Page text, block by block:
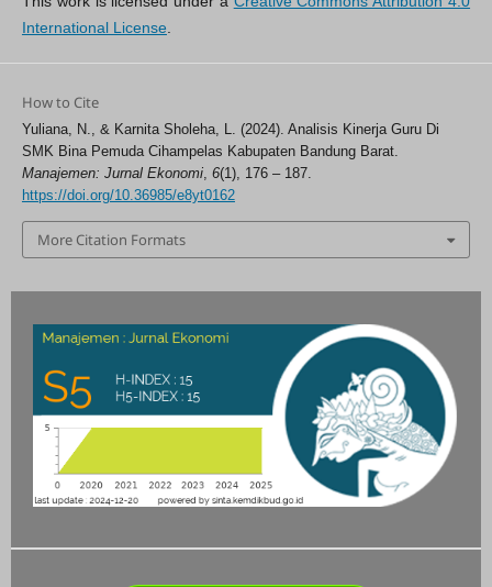
International License.
How to Cite
Yuliana, N., & Karnita Sholeha, L. (2024). Analisis Kinerja Guru Di
SMK Bina Pemuda Cihampelas Kabupaten Bandung Barat.
Manajemen: Jurnal Ekonomi, 6(1), 176 – 187.
https://doi.org/10.36985/e8yt0162
More Citation Formats